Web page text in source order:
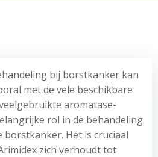
bij borstkanker kan
met de vele beschikbare
aromatase-
rol in de behandeling
Het is cruciaal
zich verhoudt tot